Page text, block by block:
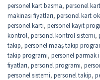
personel kart basma, personel
makinası fiyatları, personel kart
personel kartı, personel kayıt
kontrol, personel kontrol sistemi,
takip, personel maaş takip
takip programı, personel parmak
fiyatları, personel programı,
personel sistemi, personel takip,